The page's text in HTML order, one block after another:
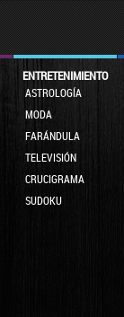
ENTRETENIMIENTO
ASTROLOGÍA
MODA
FARÁNDULA
TELEVISIÓN
CRUCIGRAMA
SUDOKU